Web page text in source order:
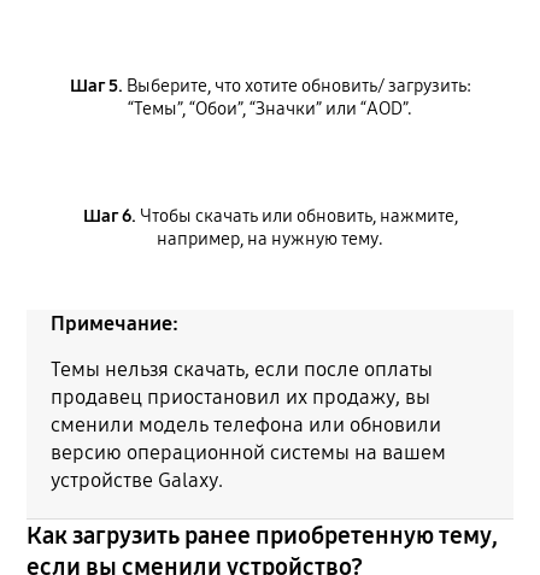
Шаг 5. Выберите, что хотите обновить/ загрузить:
“Темы”, “Обои”, “Значки” или “AOD”.
Шаг 6. Чтобы скачать или обновить, нажмите,
например, на нужную тему.
Примечание:
Темы нельзя скачать, если после оплаты
продавец приостановил их продажу, вы
сменили модель телефона или обновили
версию операционной системы на вашем
устройстве Galaxy.
Как загрузить ранее приобретенную тему,
если вы сменили устройство?